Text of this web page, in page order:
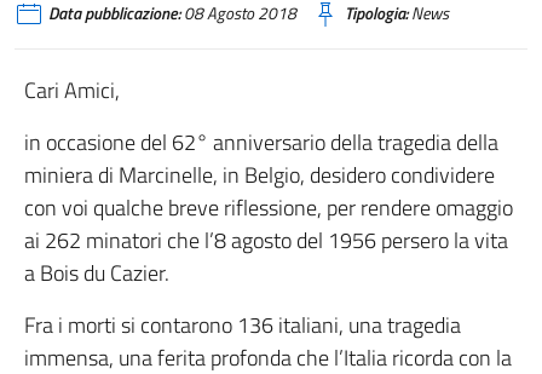
Data pubblicazione:08 Agosto 2018 Tipologia:News
Cari Amici,
in occasione del 62° anniversario della tragedia della
miniera di Marcinelle, in Belgio, desidero condividere
con voi qualche breve riflessione, per rendere omaggio
ai 262 minatori che l’8 agosto del 1956 persero la vita
a Bois du Cazier.
Fra i morti si contarono 136 italiani, una tragedia
immensa, una ferita profonda che l’Italia ricorda con la